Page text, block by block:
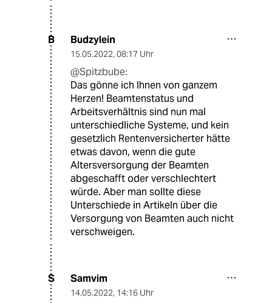
B Budzylein
15.05.2022, 08:17 Uhr
@Spitzbube:
Das gönne ich Ihnen von ganzem
Herzen! Beamtenstatus und
Arbeitsverhältnis sind nun mal
unterschiedliche Systeme, und kein
gesetzlich Rentenversicherter hätte
etwas davon, wenn die gute
Altersversorgung der Beamten
abgeschafft oder verschlechtert
würde. Aber man sollte diese
Unterschiede in Artikeln über die
Versorgung von Beamten auch nicht
verschweigen.
S Samvim
14.05.2022, 14:16 Uhr